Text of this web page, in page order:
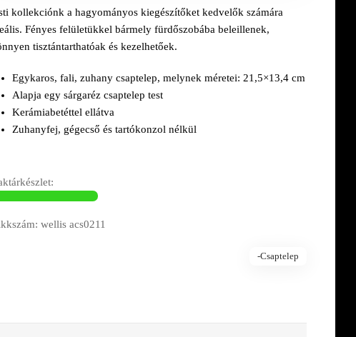
kollekciónk a hagyományos kiegészítőket kedvelők számára
Fényes felületükkel bármely fürdőszobába beleillenek,
tisztántarthatóak és kezelhetőek.
Egykaros, fali, zuhany csaptelep, melynek méretei: 21,5×13,4 cm
Alapja egy sárgaréz csaptelep test
Kerámiabetéttel ellátva
Zuhanyfej, gégecső és tartókonzol nélkül
wellis acs0211
-Csaptelep